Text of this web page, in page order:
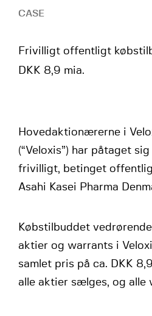
CASE
Frivilligt offentligt
DKK 8,9 mia.
Hovedaktionærerne i
(“Veloxis”) har påtaget
frivilligt, betinget
Asahi Kasei Pharma
Købstilbuddet
aktier og warrants i
samlet pris på ca. DKK
alle aktier sælges, og alle